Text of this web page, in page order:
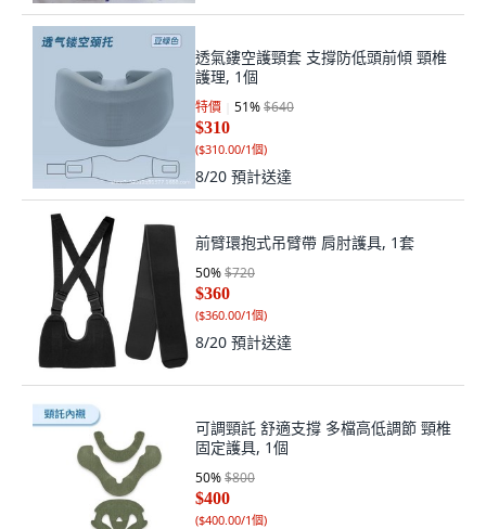
透氣鏤空護頸套 支撐防低頭前傾 頸椎
護理, 1個
特價 51%$640
$310
($310.00/1個)
8/20 預計送達
前臂環抱式吊臂帶 肩肘護具, 1套
50%$720
$360
($360.00/1個)
8/20 預計送達
可調頸託 舒適支撐 多檔高低調節 頸椎
固定護具, 1個
50%$800
$400
($400.00/1個)